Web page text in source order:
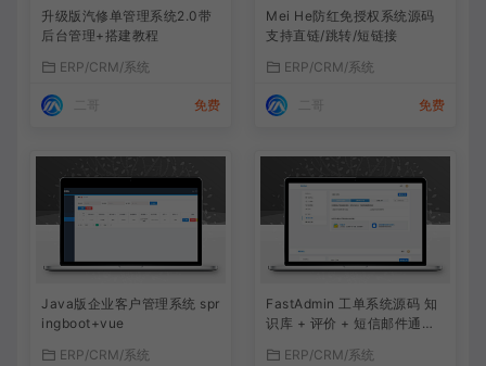
升级版汽修单管理系统2.0带
后台管理+搭建教程
ERP/CRM/系统
免费
Mei He防红免授权系统源码
支持直链/跳转/短链接
ERP/CRM/系统
免费
Java版企业客户管理系统 spr
ingboot+vue
ERP/CRM/系统
FastAdmin 工单系统源码 知
识库 + 评价 + 短信邮件通知
ERP/CRM/系统